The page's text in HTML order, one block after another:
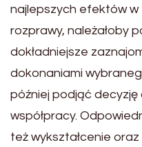
najlepszych efektów
rozprawy, należałoby
dokładniejsze
dokonaniami
później podjąć decyzję
współpracy.
też wykształcenie